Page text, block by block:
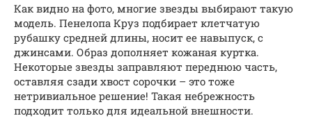
Как видно на фото, многие звезды выбирают такую
модель. Пенелопа Круз подбирает клетчатую
рубашку средней длины, носит ее навыпуск, с
джинсами. Образ дополняет кожаная куртка.
Некоторые звезды заправляют переднюю часть,
оставляя сзади хвост сорочки – это тоже
нетривиальное решение! Такая небрежность
подходит только для идеальной внешности.